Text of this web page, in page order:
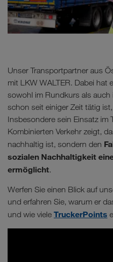
Unser Transportpartner aus
mit LKW WALTER. Dabei hat
sowohl im Rundkurs als auch
schon seit einiger Zeit tätig
Insbesondere sein Einsatz im
Kombinierten Verkehr zeigt,
nachhaltig ist, sondern den
sozialen Nachhaltigkeit
ermöglicht.
Werfen Sie einen Blick auf
und erfahren Sie, warum er
und wie viele TruckerPoints